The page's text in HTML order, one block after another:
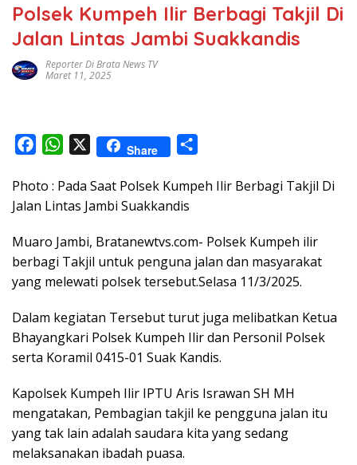
Polsek Kumpeh Ilir Berbagi Takjil Di
Jalan Lintas Jambi Suakkandis
Reporter Di Brata News TV
Maret 11, 2025
c
e
o
o
k
W
a
t
A
p
p
X Share
a
Photo : Pada Saat Polsek Kumpeh Ilir Berbagi Takjil Di
Jalan Lintas Jambi Suakkandis
Muaro Jambi, Bratanewtvs.com- Polsek Kumpeh ilir
berbagi Takjil untuk penguna jalan dan masyarakat
yang melewati polsek tersebut.Selasa 11/3/2025.
Dalam kegiatan Tersebut turut juga melibatkan Ketua
Bhayangkari Polsek Kumpeh Ilir dan Personil Polsek
serta Koramil 0415-01 Suak Kandis.
Kapolsek Kumpeh Ilir IPTU Aris Israwan SH MH
mengatakan, Pembagian takjil ke pengguna jalan itu
yang tak lain adalah saudara kita yang sedang
melaksanakan ibadah puasa.